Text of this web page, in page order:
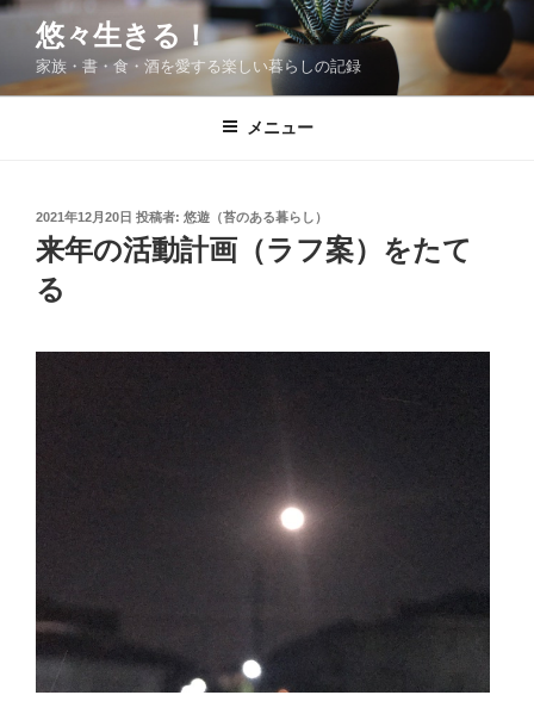
コ
ン
悠々生きる！
家族・書・食・酒を愛する楽しい暮らしの記録
メニュー
投
稿
日:
2021年12月20日 投稿者: 悠遊（苔のある暮らし）
来年の活動計画（ラフ案）をたて
る